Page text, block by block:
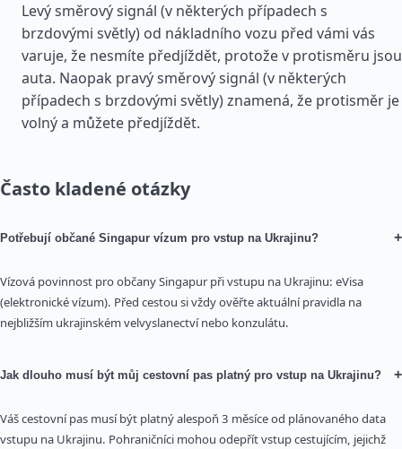
Levý směrový signál (v některých případech s
brzdovými světly) od nákladního vozu před vámi vás
varuje, že nesmíte předjíždět, protože v protisměru jsou
auta. Naopak pravý směrový signál (v některých
případech s brzdovými světly) znamená, že protisměr je
volný a můžete předjíždět.
Často kladené otázky
Potřebují občané Singapur vízum pro vstup na Ukrajinu? +
Vízová povinnost pro občany Singapur při vstupu na Ukrajinu: eVisa
(elektronické vízum). Před cestou si vždy ověřte aktuální pravidla na
nejbližším ukrajinském velvyslanectví nebo konzulátu.
Jak dlouho musí být můj cestovní pas platný pro vstup na Ukrajinu? +
Váš cestovní pas musí být platný alespoň 3 měsíce od plánovaného data
vstupu na Ukrajinu. Pohraničníci mohou odepřít vstup cestujícím, jejichž